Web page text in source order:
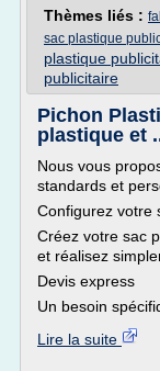
Thèmes liés :
sac plastique
plastique
publicitaire
Pichon
plastique et
Nous vous
standards et
Configurez votre
Créez votre sac
et réalisez
Devis express
Un besoin
Lire la suite